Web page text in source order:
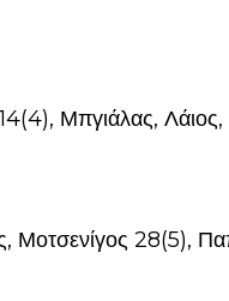
Μπγιάλας,
Μοτσενίγος 28(5),